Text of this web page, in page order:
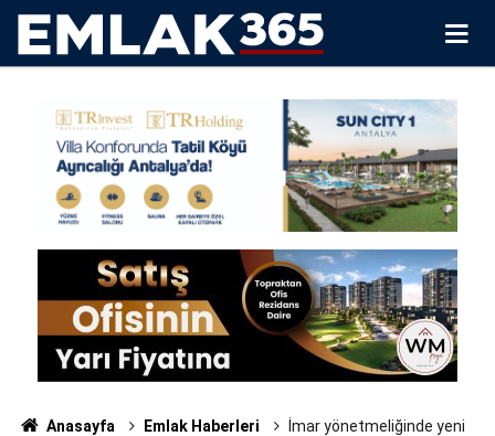
Anasayfa Emlak Haberleri
İmar yönetmeliğinde yeni